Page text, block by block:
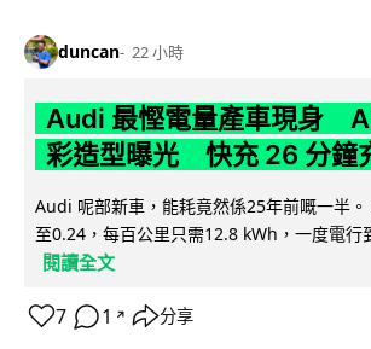
duncan 22 小時
Audi 最慳電量產車現身
彩造型曝光 快充 26 分鐘
Audi 呢部新車，能耗竟然係25年前嘅一半
至0.24，每百公里只需12.8 kWh，一度電行
閱讀全文
7 1 ↗ 分享